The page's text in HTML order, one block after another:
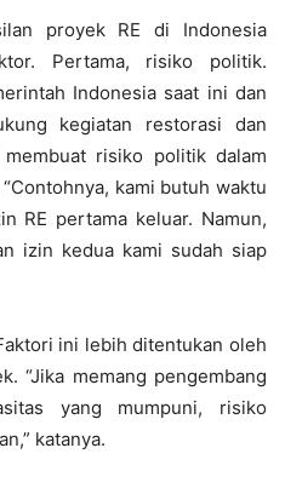
proyek RE di Indonesia
Pertama, risiko politik.
Indonesia saat ini dan
kegiatan restorasi dan
risiko politik dalam
kami butuh waktu
RE pertama keluar. Namun,
izin kedua kami sudah siap
ini lebih ditentukan oleh
“Jika memang pengembang
yang mumpuni, risiko
katanya.